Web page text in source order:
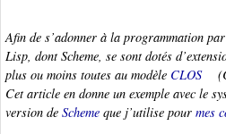
Afin de s’adonner à la programmation
Lisp, dontScheme, se sont dotés
plus ou moins toutes au modèle CLOS
Cet article en donne un exemple avec le
version de Scheme que j’utilise pour mes